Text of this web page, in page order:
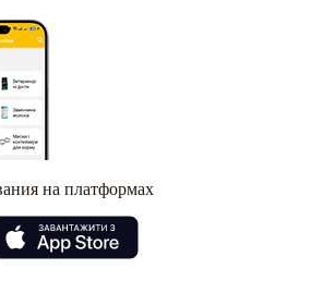
на платформах